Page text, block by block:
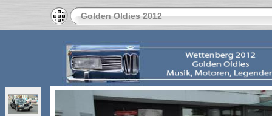
Golden Oldies 2012